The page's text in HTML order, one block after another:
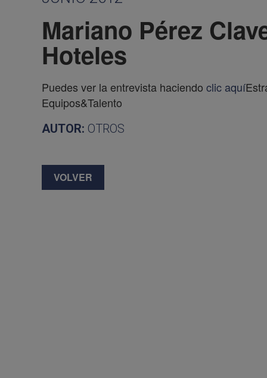
Mariano Pérez
Hoteles
Puedes ver la entrevista haciendo clic aquí
Equipos&Talento
AUTOR: OTROS
VOLVER